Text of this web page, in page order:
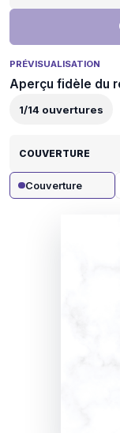
PRÉVISUALISATION
Aperçu fidèle du
1/14 ouvertures
COUVERTURE
Couverture